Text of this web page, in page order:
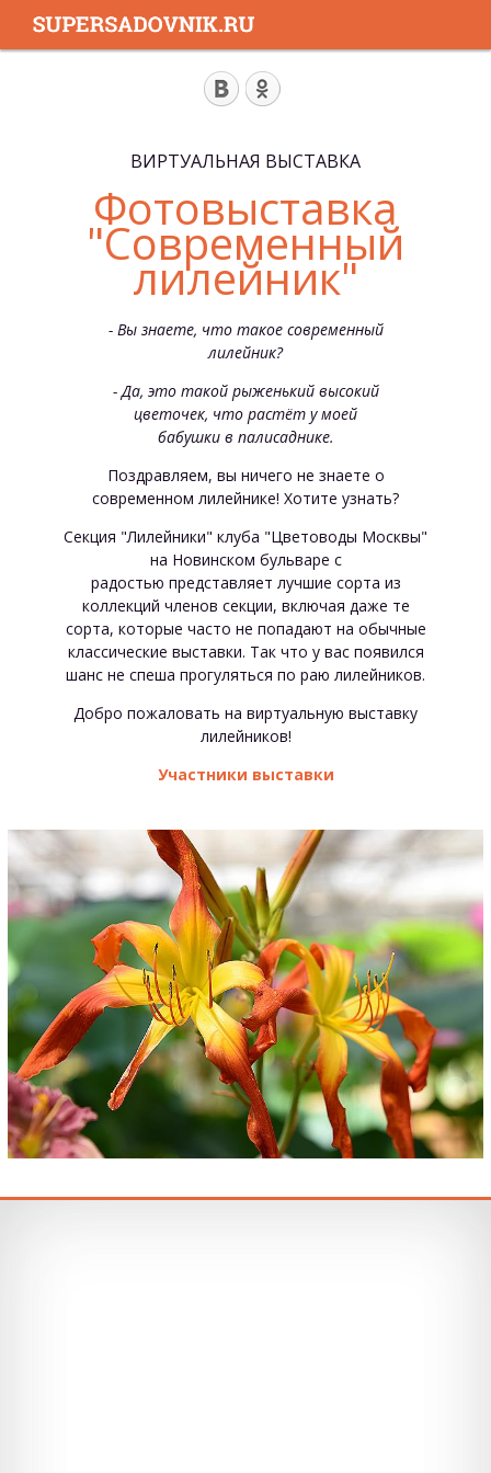
ВИРТУАЛЬНАЯ ВЫСТАВКА
Фотовыставка
"Современный
лилейник"
- Вы знаете, что такое современный
лилейник?
- Да, это такой рыженький высокий
цветочек, что растёт у моей
бабушки в палисаднике.
Поздравляем, вы ничего не знаете о
современном лилейнике! Хотите узнать?
Cекция "Лилейники" клуба "Цветоводы Москвы"
на Новинском бульваре с
радостью представляет лучшие сорта из
коллекций членов секции, включая даже те
сорта, которые часто не попадают на обычные
классические выставки. Так что у вас появился
шанс не спеша прогуляться по раю лилейников.
Добро пожаловать на виртуальную выставку
лилейников!
Участники выставки